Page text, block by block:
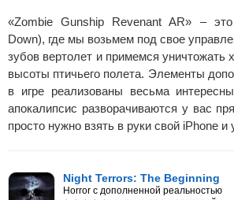
«Zombie Gunship Revenant AR» –
Down), где мы возьмем под свое
зубов вертолет и примемся уничтожать
высоты птичьего полета. Элементы
в игре реализованы весьма
апокалипсис разворачиваются у вас
просто нужно взять в руки свой iPhone и
Night Terrors: The Beginning
Horror с дополненной реальностью